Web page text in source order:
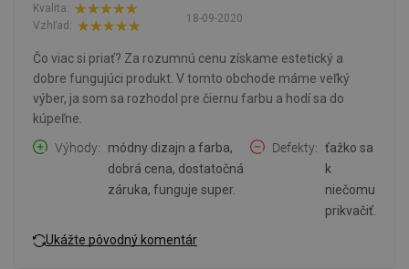
18-09-2020
Kvalita:
Vzhľad:
Čo viac si priať? Za rozumnú cenu získame estetický a
dobre fungujúci produkt. V tomto obchode máme veľký
výber, ja som sa rozhodol pre čiernu farbu a hodí sa do
kúpeľne.
Výhody
módny dizajn a farba,
dobrá cena, dostatočná
záruka, funguje super.
Defekty
ťažko sa
k
niečomu
prikvačiť.
Ukážte pôvodný komentár